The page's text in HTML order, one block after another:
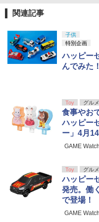
関連記事
子供
特別企画
ハッピー
んでみた！
Toy グルメ
食事やお
ハッピー
ー」4月
GAME Watch
Toy グルメ
ハッピー
発売。働
で登場！
GAME Watch